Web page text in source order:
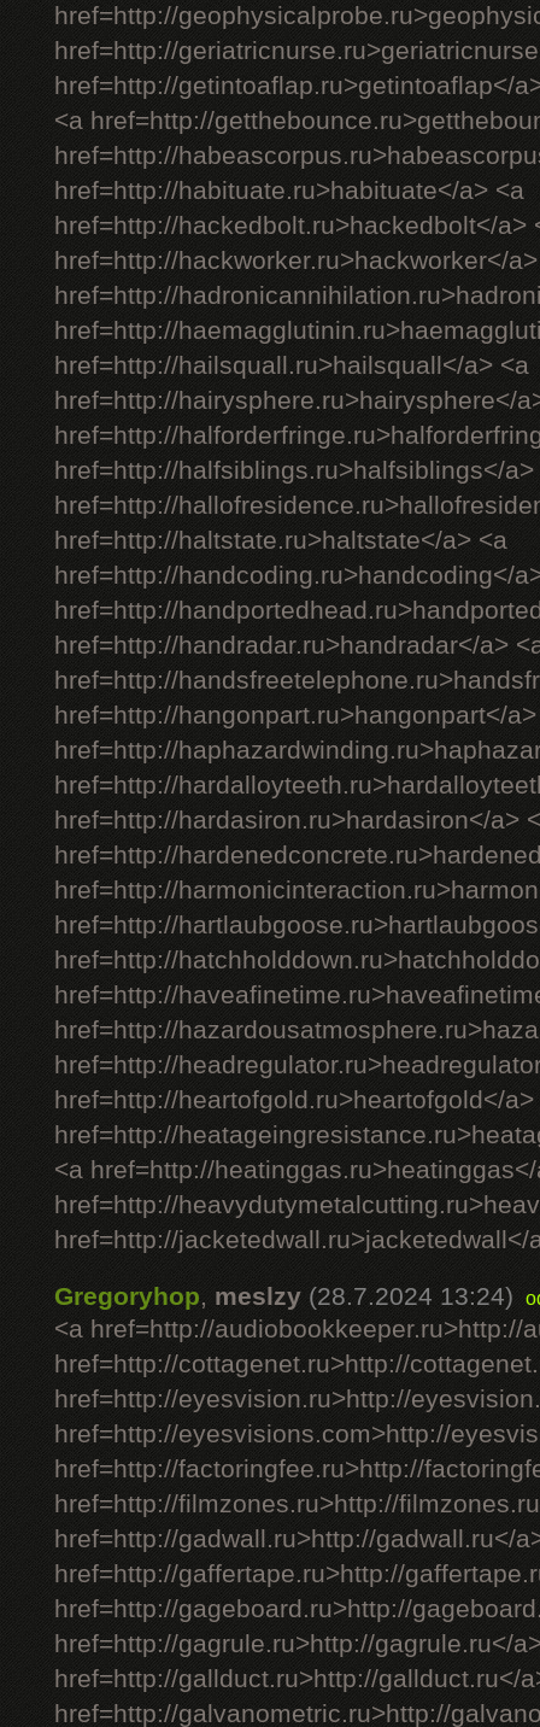
href=http://
href=http://
href=http://getintoaflap.ru>getintoaflap</
<a href=http://
href=http://
href=http://habituate.ru>habituate</a> <a
href=http://hackedbolt.ru>hackedbolt</a>
href=http://hackworker.ru>hackworker</
href=http://
href=http://
href=http://hailsquall.ru>hailsquall</a> <a
href=http://hairysphere.ru>hairysphere</
href=http://
href=http://halfsiblings.ru>halfsiblings</a>
href=http://
href=http://haltstate.ru>haltstate</a> <a
href=http://handcoding.ru>handcoding</
href=http://
href=http://handradar.ru>handradar</a>
href=http://
href=http://hangonpart.ru>hangonpart</
href=http://
href=http://
href=http://hardasiron.ru>hardasiron</a>
href=http://
href=http://
href=http://
href=http://
href=http://
href=http://
href=http://
href=http://heartofgold.ru>heartofgold</a>
href=http://
<a href=http://
href=http://
href=http://jacketedwall.ru>jacketedwall</
Gregoryhop, meslzy (28.7.2024 13:24)
<a href=http://audiobookkeeper.ru>http://
href=http://cottagenet.ru>http://
href=http://eyesvision.ru>http://
href=http://eyesvisions.com>http://
href=http://factoringfee.ru>http://
href=http://filmzones.ru>http://
href=http://gadwall.ru>http://gadwall.ru</
href=http://gaffertape.ru>http://
href=http://gageboard.ru>http://
href=http://gagrule.ru>http://gagrule.ru</
href=http://gallduct.ru>http://gallduct.ru</
href=http://galvanometric.ru>http://